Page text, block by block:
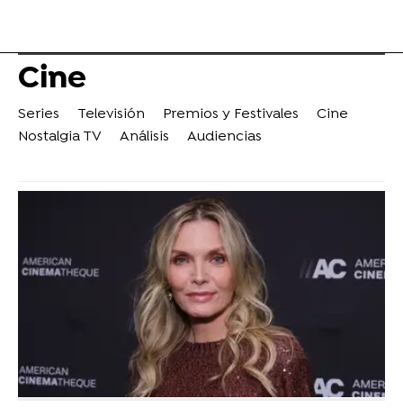
Cine
Series Televisión Premios y Festivales
Cine
Nostalgia TV
Análisis Audiencias